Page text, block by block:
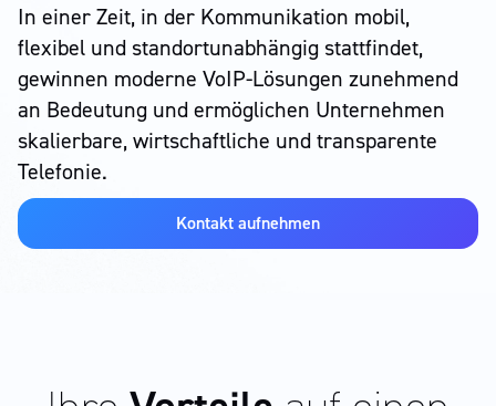
In einer Zeit, in der Kommunikation mobil,
flexibel und standortunabhängig stattfindet,
gewinnen moderne VoIP-Lösungen zunehmend
an Bedeutung und ermöglichen Unternehmen
skalierbare, wirtschaftliche und transparente
Telefonie.
Kontakt aufnehmen